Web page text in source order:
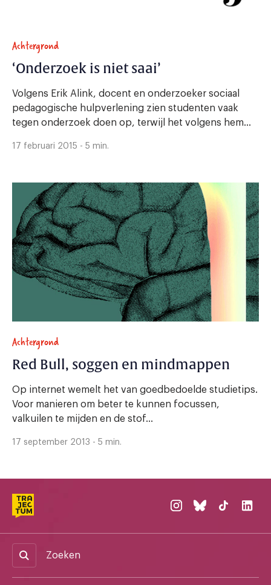
Achtergrond
‘Onderzoek is niet saai’
Volgens Erik Alink, docent en onderzoeker sociaal
pedagogische hulpverlening zien studenten vaak
tegen onderzoek doen op, terwijl het volgens hem...
17 februari 2015 - 5 min.
Achtergrond
Red Bull, soggen en mindmappen
Op internet wemelt het van goedbedoelde studietips.
Voor manieren om beter te kunnen focussen,
valkuilen te mijden en de stof...
17 september 2013 - 5 min.
Zoeken